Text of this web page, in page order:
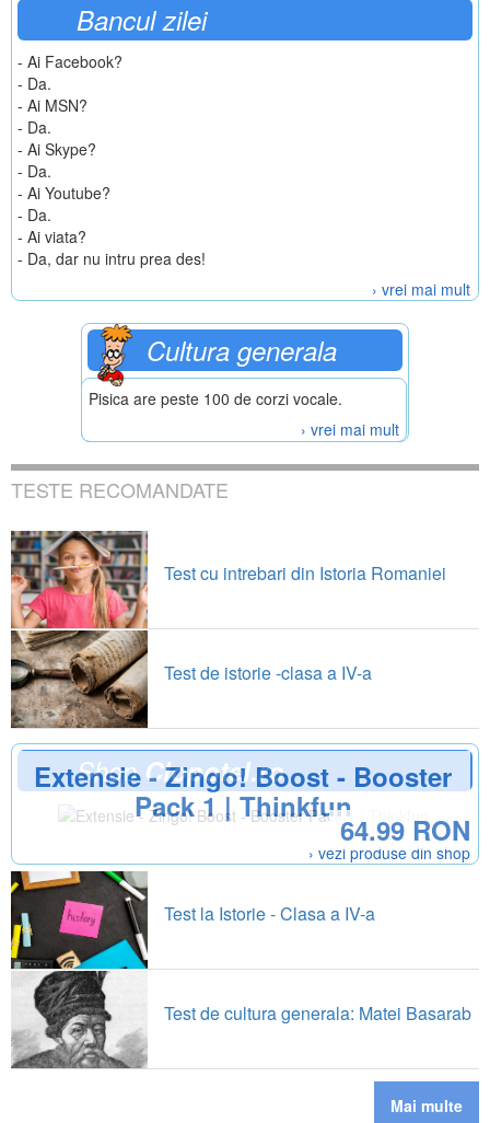
Bancul zilei
- Ai Facebook?
- Da.
- Ai MSN?
- Da.
- Ai Skype?
- Da.
- Ai Youtube?
- Da.
- Ai viata?
- Da, dar nu intru prea des!
› vrei mai mult
Cultura generala
Pisica are peste 100 de corzi vocale.
› vrei mai mult
TESTE RECOMANDATE
Test cu intrebari din Istoria Romaniei
Test de istorie -clasa a IV-a
ShopClopotel.ro
Extensie - Zingo! Boost - Booster
Pack 1 | Thinkfun
64.99 RON
› vezi produse din shop
Test la Istorie - Clasa a IV-a
Test de cultura generala: Matei Basarab
Mai multe